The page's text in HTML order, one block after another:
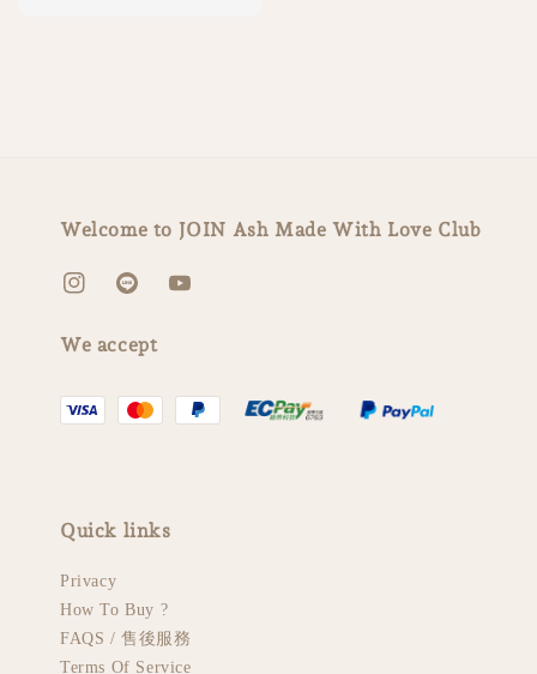
Welcome to JOIN Ash Made With Love Club
We accept
Quick links
Privacy
How To Buy ?
FAQS / 售後服務
Terms Of Service